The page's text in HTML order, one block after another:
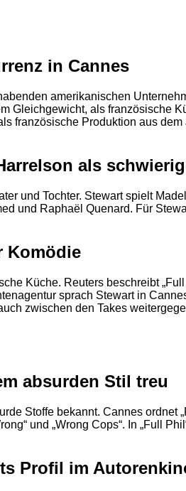
in Cannes
amerikanischen
Gleichgewicht, als französische
französische Produktion aus
als
und Tochter. Stewart spielt
und Raphaël Quenard. Für
Komödie
Küche. Reuters beschreibt
sprach Stewart in
zwischen den Takes
absurden Stil treu
Stoffe bekannt. Cannes
und „Wrong Cops“. In „Full
Profil im